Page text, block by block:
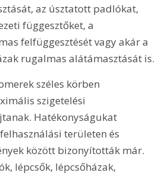
az úsztatott padlókat,
függesztőket, a
felfüggesztését vagy akár a
rugalmas alátámasztását is.
széles körben
szigetelési
Hatékonyságukat
területen és
között bizonyították már.
lépcsők, lépcsőházak,